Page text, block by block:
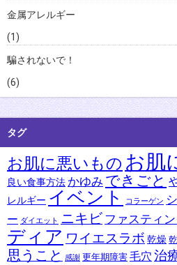
金属アレルギー
(1)
騙されないで！
(6)
タグ
お肌に悪いもの お肌
良い食事方法 かゆみ できごと
レルギー イベント コラーゲン
ー ダイエット ニキビ ファスティン
ディア ワイエスラボ 乾燥
思うこと 感謝 更年期障害 毛穴 治